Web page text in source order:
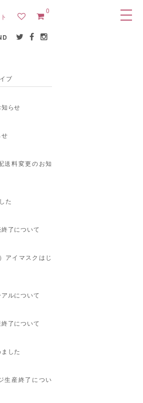
0
ブ
らせ
送料変更のお知
た
了について
アイマスクはじ
ルについて
了について
した
生産終了につい